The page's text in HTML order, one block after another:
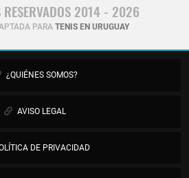
2014 - 2026
PARA TENIS EN URUGUAY
¿QUIÉNES SOMOS?
AVISO LEGAL
DE PRIVACIDAD